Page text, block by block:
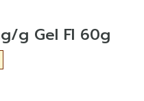
g Gel Fl 60g